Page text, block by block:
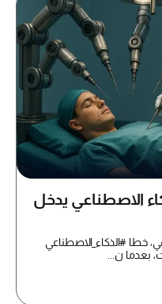
الاصطناعي يدخل
خطا #الذكاء_الاصطناعي
بعدما ن...